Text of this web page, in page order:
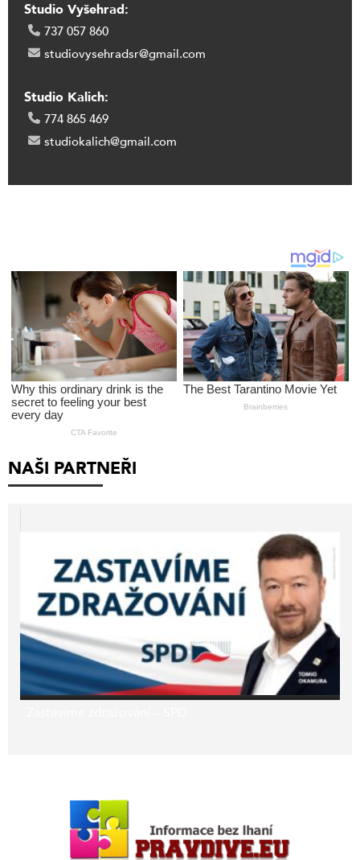
Studio Vyšehrad:
737 057 860
studiovysehradsr@gmail.com
Studio Kalich:
774 865 469
studiokalich@gmail.com
NAŠI PARTNEŘI